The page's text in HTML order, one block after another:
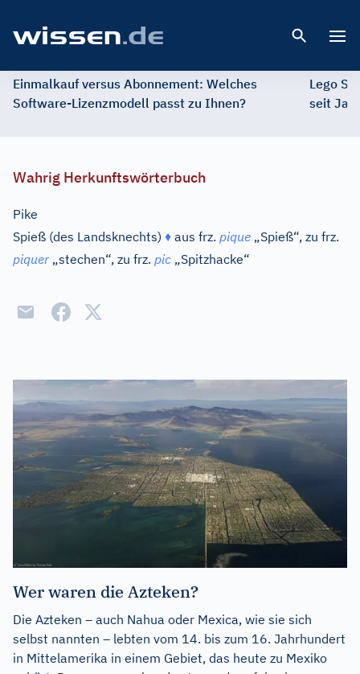
Einmalkauf versus Abonnement: Welches
Software-Lizenzmodell passt zu Ihnen?
Lego
seit
Wahrig Herkunftswörterbuch
Pike
Spieß (des Landsknechts) ♦ aus frz. pique „Spieß“, zu frz.
piquer „stechen“, zu frz. pic „Spitzhacke“
Wer waren die Azteken?
Die Azteken – auch Nahua oder Mexica, wie sie sich
selbst nannten – lebten vom 14. bis zum 16. Jahrhundert
in Mittelamerika in einem Gebiet, das heute zu Mexiko